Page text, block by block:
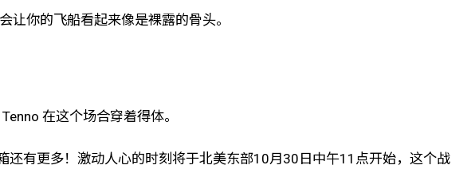
你的飞船看起来像是裸露的骨头。
在这个场合穿着得体。
有更多！激动人心的时刻将于北美东部10月30日中午11点开始，这个战